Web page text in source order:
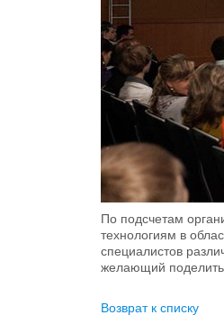
По подсчетам
технологиям в
специалистов
желающий
Возврат к списку